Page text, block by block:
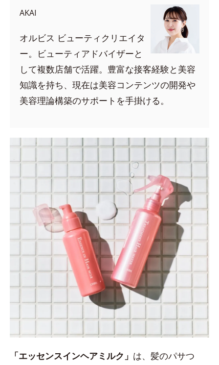
AKAI
オルビス ビューティクリエイタ
ー。ビューティアドバイザーと
して複数店舗で活躍。豊富な接客経験と美容
知識を持ち、現在は美容コンテンツの開発や
美容理論構築のサポートを手掛ける。
「エッセンスインヘアミルク」 は、髪のパサつ